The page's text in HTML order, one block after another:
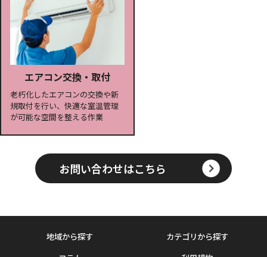
エアコン交換・取付
老朽化したエアコンの交換や新
規取付を行い、快適な室温管理
が可能な空間を整える作業
お問い合わせはこちら
地域から探す
カテゴリから探す